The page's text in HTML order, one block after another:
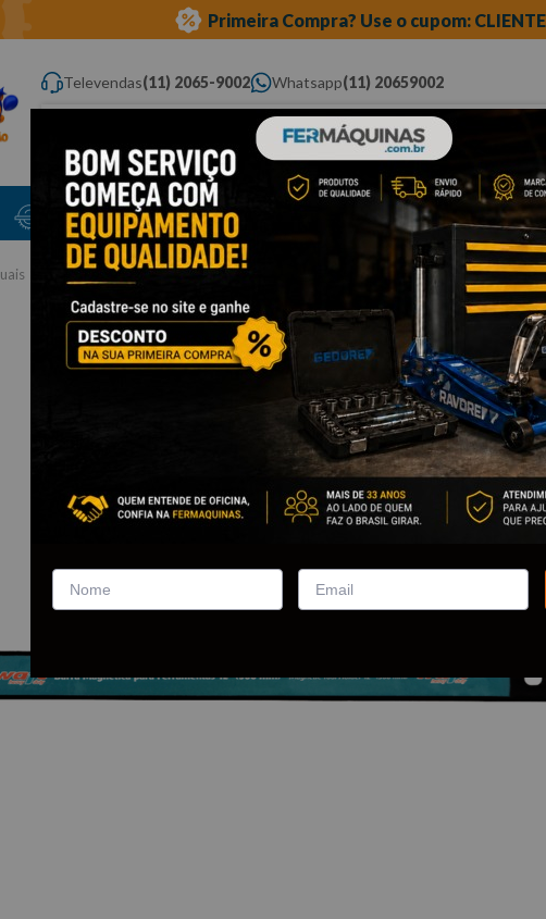
Primeira Compra? Use o cupom:
Televendas(11) 2065-9002 Whatsapp(11) 20659002
Digite aqui o que você procura...
Ferramentas Elétricas
e Máquinas
Ferramentas
Ferramentas
Automotivas
ferramentas magnéticas organizadores magnéticos